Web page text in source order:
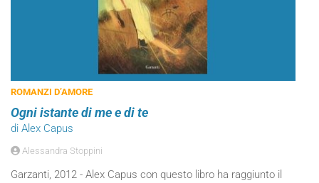
ROMANZI D’AMORE
Ogni istante di me e di te
di Alex Capus
Alessandra Stoppini
Garzanti, 2012 - Alex Capus con questo libro ha raggiunto il